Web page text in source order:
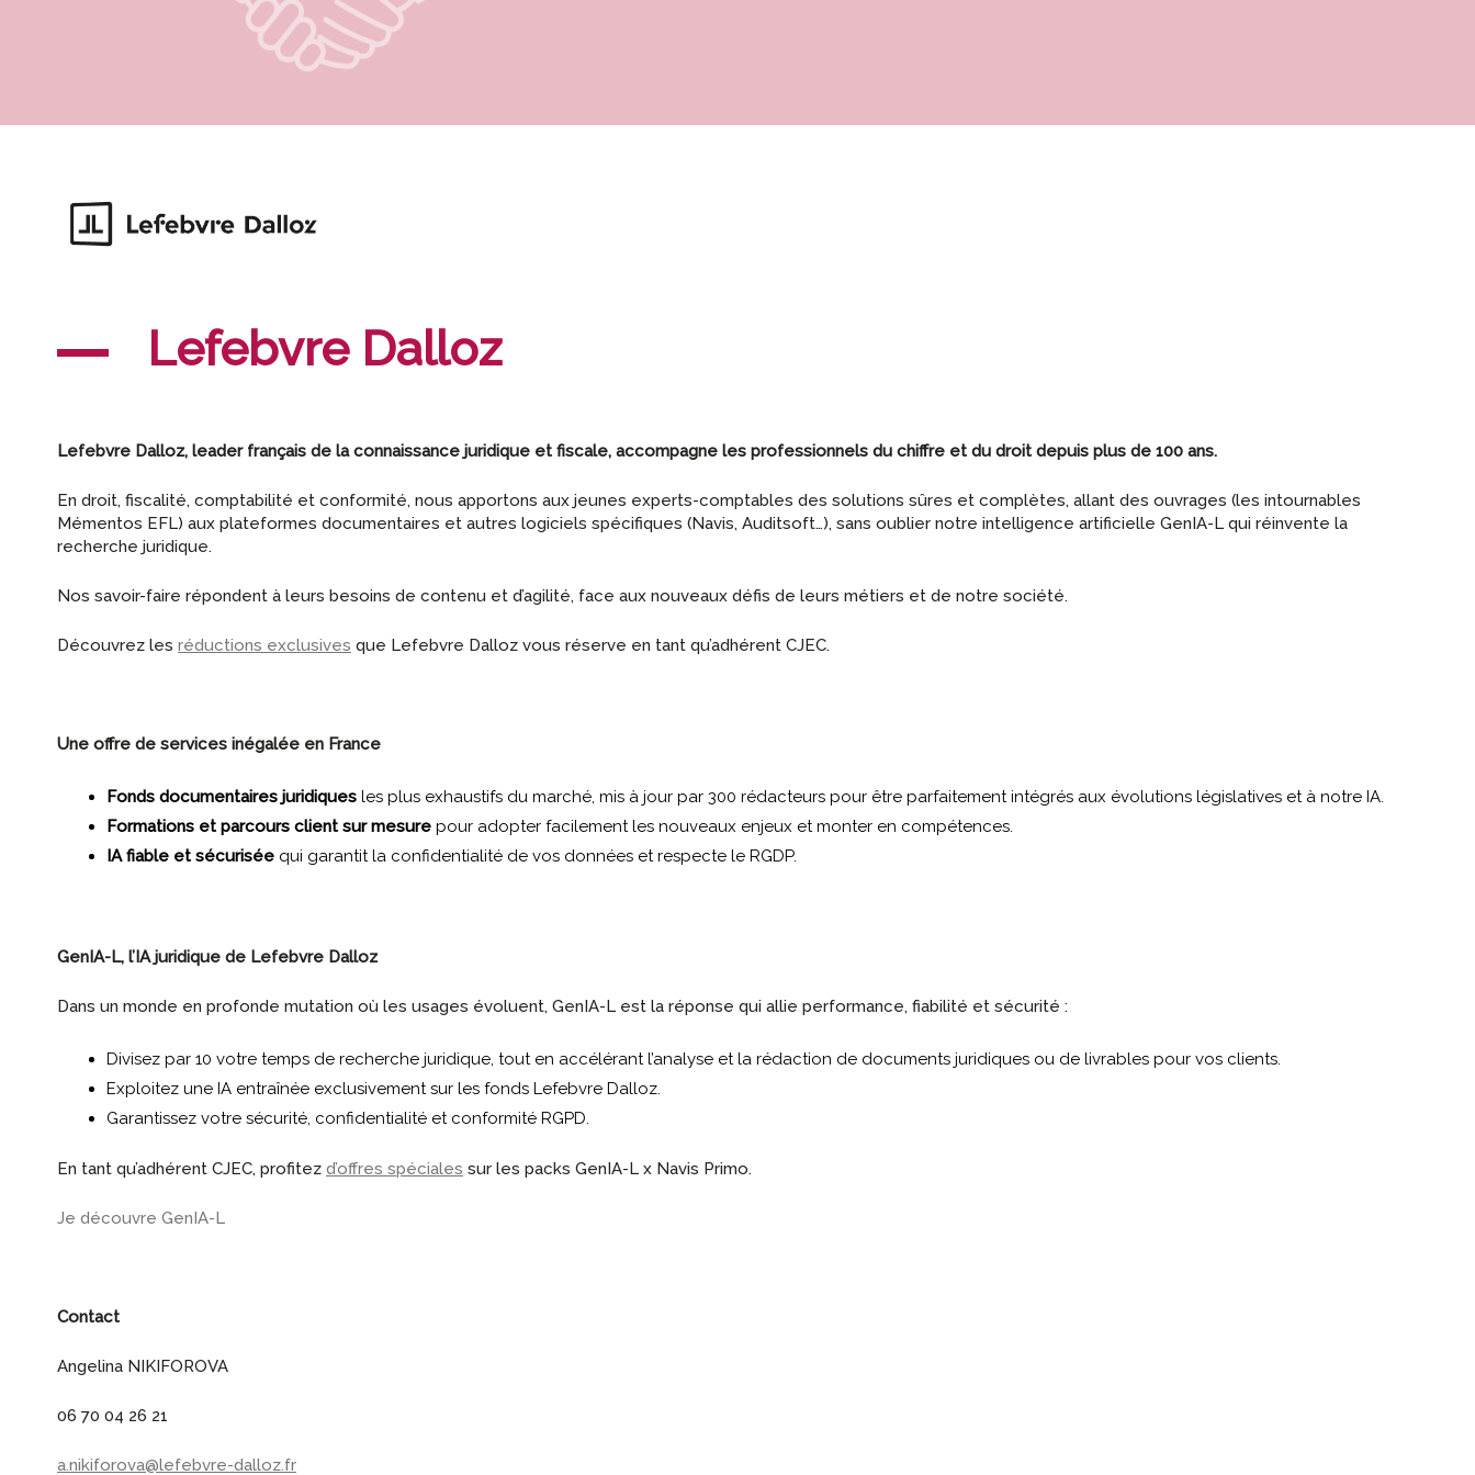
Lefebvre Dalloz
Lefebvre Dalloz, leader français de la connaissance juridique et fiscale, accompagne les professionnels du chiffre et du droit depuis plus de 100 ans.
En droit, fiscalité, comptabilité et conformité, nous apportons aux jeunes experts-comptables des solutions sûres et complètes, allant des ouvrages (les intournables
Mémentos EFL) aux plateformes documentaires et autres logiciels spécifiques (Navis, Auditsoft…), sans oublier notre intelligence artificielle GenIA-L qui réinvente la
recherche juridique.
Nos savoir-faire répondent à leurs besoins de contenu et d’agilité, face aux nouveaux défis de leurs métiers et de notre société.
Découvrez les réductions exclusives que Lefebvre Dalloz vous réserve en tant qu’adhérent CJEC.
Une offre de services inégalée en France
Fonds documentaires juridiques les plus exhaustifs du marché, mis à jour par 300 rédacteurs pour être parfaitement intégrés aux évolutions législatives et à notre IA.
Formations et parcours client sur mesure pour adopter facilement les nouveaux enjeux et monter en compétences.
IA fiable et sécurisée qui garantit la confidentialité de vos données et respecte le RGDP.
GenIA-L, l’IA juridique de Lefebvre Dalloz
Dans un monde en profonde mutation où les usages évoluent, GenIA-L est la réponse qui allie performance, fiabilité et sécurité :
Divisez par 10 votre temps de recherche juridique, tout en accélérant l’analyse et la rédaction de documents juridiques ou de livrables pour vos clients.
Exploitez une IA entraînée exclusivement sur les fonds Lefebvre Dalloz.
Garantissez votre sécurité, confidentialité et conformité RGPD.
En tant qu’adhérent CJEC, profitez d’offres spéciales sur les packs GenIA-L x Navis Primo.
Je découvre GenIA-L
Contact
Angelina NIKIFOROVA
06 70 04 26 21
a.nikiforova@lefebvre-dalloz.fr